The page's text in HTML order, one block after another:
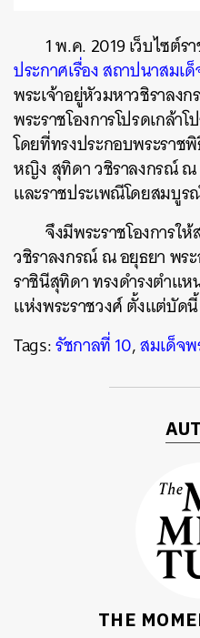
1 พ.ค. 2019 เว็บไซต์
ประกาศเรื่อง สถาปนาสมเ
พระเจ้าอยู่หัวมหาวชิราลง
พระราชโองการโปรดเกล้า
โดยที่ทรงประกอบพระราช
หญิง สุทิดา วชิราลงกรณ์
และราชประเพณีโดยสมบูร
จึงมีพระราชโองการ
วชิราลงกรณ์ ณ อยุธยา พร
ราชินีสุทิดา ทรงดํารงตําแ
แห่งพระราชวงศ์ ตั้งแต่บัด
Tags:รัชกาลที่ 10,สมเด็จ
THE